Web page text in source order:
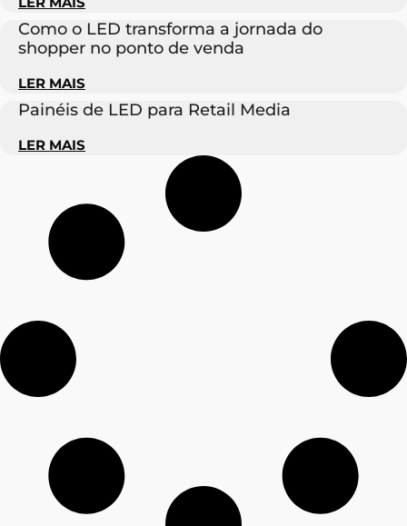
Como o LED transforma a jornada do
shopper no ponto de venda
LER MAIS
Painéis de LED para Retail Media
LER MAIS